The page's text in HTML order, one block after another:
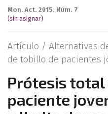
Mon. Act. 2015. Núm. 7
(sin asignar)
Artículo / Alternativas
de tobillo de pacientes
Prótesis
paciente